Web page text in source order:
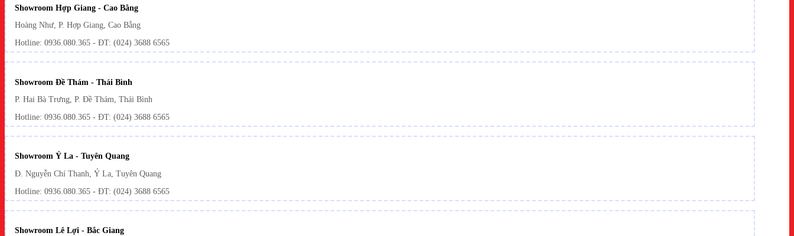
Showroom Hợp Giang - Cao Bằng
Hoàng Như, P. Hợp Giang, Cao Bằng
Hotline: 0936.080.365 - ĐT: (024) 3688 6565
Showroom Đề Thám - Thái Bình
P. Hai Bà Trưng, P. Đề Thám, Thái Bình
Hotline: 0936.080.365 - ĐT: (024) 3688 6565
Showroom Ỷ La - Tuyên Quang
Đ. Nguyễn Chí Thanh, Ỷ La, Tuyên Quang
Hotline: 0936.080.365 - ĐT: (024) 3688 6565
Showroom Lê Lợi - Bắc Giang